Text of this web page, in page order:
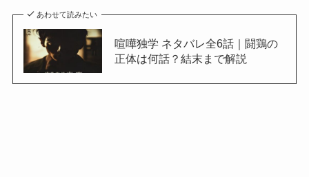
あわせて読みたい
喧嘩独学 ネタバレ全6話｜闘鶏の
正体は何話？結末まで解説